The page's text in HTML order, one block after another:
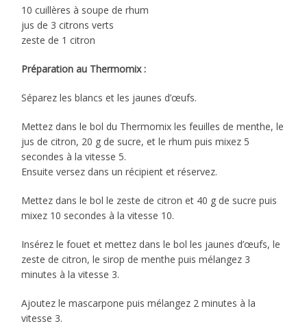
10 cuillères à soupe de rhum
jus de 3 citrons verts
zeste de 1 citron
Préparation au Thermomix :
Séparez les blancs et les jaunes d’œufs.
Mettez dans le bol du Thermomix les feuilles de menthe, le
jus de citron, 20 g de sucre, et le rhum puis mixez 5
secondes à la vitesse 5.
Ensuite versez dans un récipient et réservez.
Mettez dans le bol le zeste de citron et 40 g de sucre puis
mixez 10 secondes à la vitesse 10.
Insérez le fouet et mettez dans le bol les jaunes d’œufs, le
zeste de citron, le sirop de menthe puis mélangez 3
minutes à la vitesse 3.
Ajoutez le mascarpone puis mélangez 2 minutes à la
vitesse 3.